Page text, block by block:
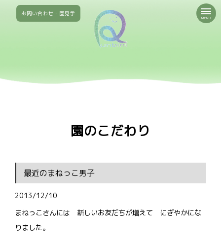
お問い合わせ・園見学
MENU
園のこだわり
最近のまねっこ男子
2013/12/10
まねっこさんには 新しいお友だちが増えて にぎやかにな
りました。